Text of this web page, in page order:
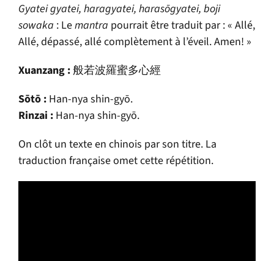
Gyatei gyatei, haragyatei, harasōgyatei, boji
sowaka : Lemantra pourrait être traduit par : « Allé,
Allé, dépassé, allé complètement à l’éveil. Amen! »
Xuanzang :般若波羅蜜多心經
Sōtō: Han-nya shin-gyō.
Rinzai : Han-nya shin-gyō.
On clôt un texte en chinois par son titre. La
traduction française omet cette répétition.